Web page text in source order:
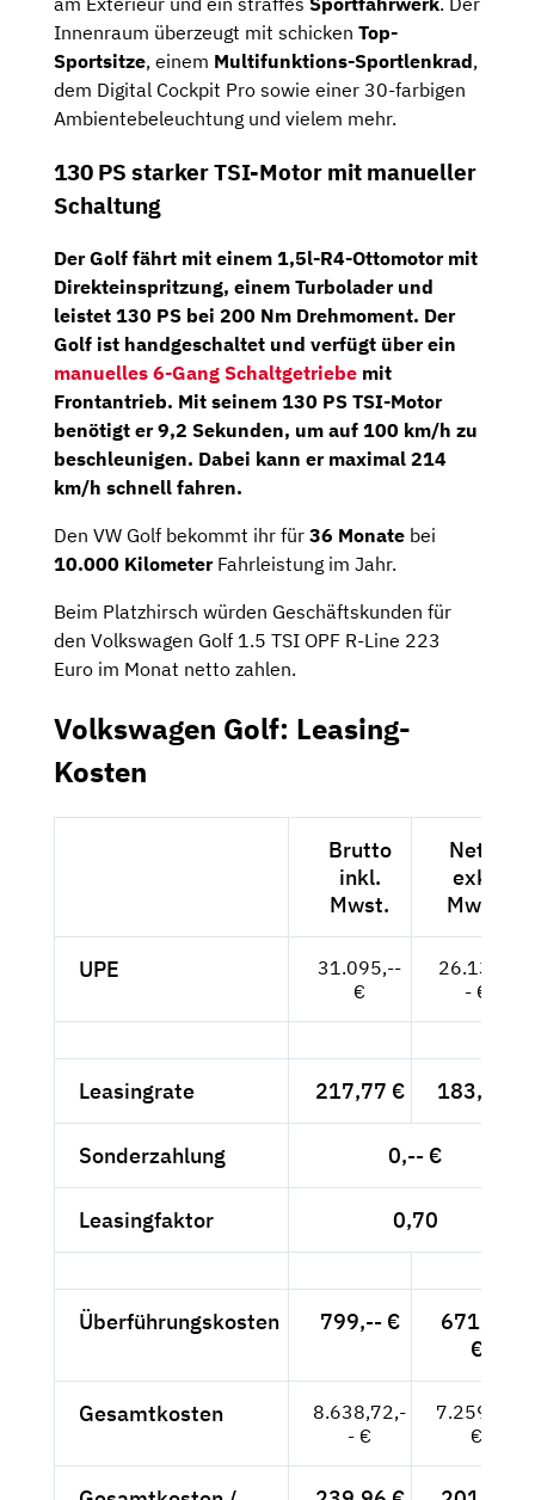
Innenraum überzeugt mit schicken Top-
Sportsitze, einem Multifunktions-Sportlenkrad,
dem Digital Cockpit Pro sowie einer 30-farbigen
Ambientebeleuchtung und vielem mehr.
130 PS starker TSI-Motor mit manueller
Schaltung
Der Golf fährt mit einem 1,5l-R4-Ottomotor mit
Direkteinspritzung, einem Turbolader und
leistet 130 PS bei 200 Nm Drehmoment. Der
Golf ist handgeschaltet und verfügt über ein
manuelles 6-Gang Schaltgetriebe mit
Frontantrieb. Mit seinem 130 PS TSI-Motor
benötigt er 9,2 Sekunden, um auf 100 km/h zu
beschleunigen. Dabei kann er maximal 214
km/h schnell fahren.
Den VW Golf bekommt ihr für 36 Monate bei
10.000 KilometerFahrleistung im Jahr.
Beim Platzhirsch würden Geschäftskunden für
den Volkswagen Golf 1.5 TSI OPF R-Line 223
Euro im Monat netto zahlen.
Volkswagen Golf: Leasing-
Kosten
Brutto
inkl.
Mwst.
Netto
exkl.
Mwst.
UPE
31.095,--
€
26.130,-
- €
Leasingrate 217,77 € 183,-- €
Sonderzahlung 0,-- €
Leasingfaktor 0,70
Überführungskosten 799,-- €
671,43
€
Gesamtkosten
8.638,72,-
- €
7.259,43
€